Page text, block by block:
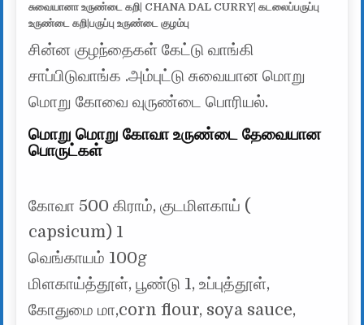
சுவையானா உருண்டை கறி| CHANA DAL CURRY| கடலைப்பருப்பு
உருண்டை கறி|பருப்பு உருண்டை குழம்பு
சின்ன குழந்தைகள் கேட்டு வாங்கி
சாப்பிடுவாங்க .அம்புட்டு சுவையான மொறு
மொறு கோவை வுருண்டை பொரியல்.
மொறு மொறு கோவா உருண்டை தேவையான
பொருட்கள்
கோவா 500 கிராம், குடமிளகாய் (
capsicum) 1
வெங்காயம் 100g
மிளகாய்த்தூள், பூண்டு 1, உப்புத்தூள்,
கோதுமை மா,corn flour, soya sauce,